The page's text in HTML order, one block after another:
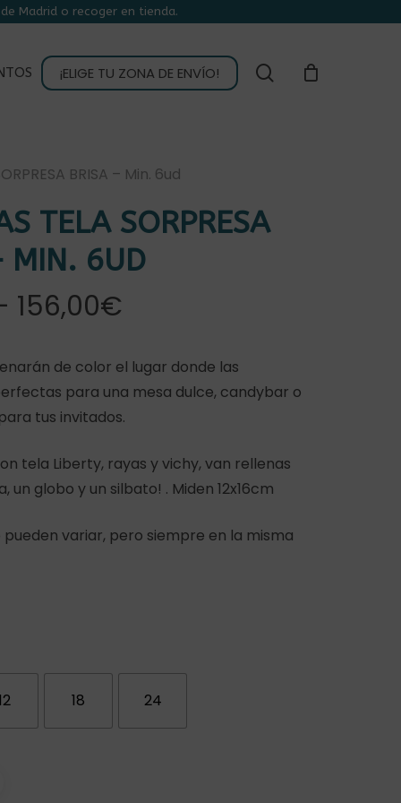
Madrid o recoger en tienda.
¡ELIGE TU ZONA DE ENVÍO! buscar
BRISA – Min. 6ud
TELA SORPRESA
MIN. 6UD
156,00€
precios:
desde
39,00€
156,00€
de color el lugar donde las
para una mesa dulce, candybar o
tus invitados.
tela Liberty, rayas y vichy, van rellenas
un globo y un silbato! . Miden 12x16cm
pueden variar, pero siempre en la misma
18 24